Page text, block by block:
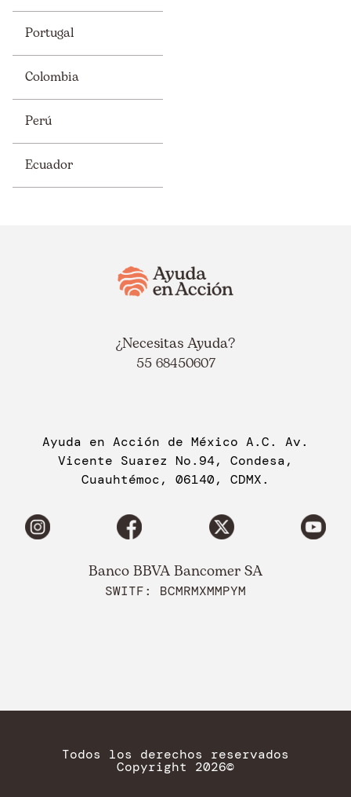
Portugal
Colombia
Perú
Ecuador
¿Necesitas Ayuda?
55 68450607
Ayuda en Acción de México A.C. Av.
Vicente Suarez No.94, Condesa,
Cuauhtémoc, 06140, CDMX.
Banco BBVA Bancomer SA
SWITF: BCMRMXMMPYM
Todos los derechos reservados
Copyright 2026©